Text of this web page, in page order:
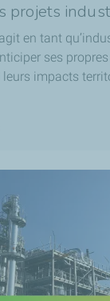
projets
en tant
ses
impacts